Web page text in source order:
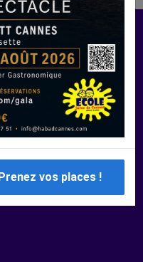
Mercredi 12 Août 2026 - Prenez vos places !